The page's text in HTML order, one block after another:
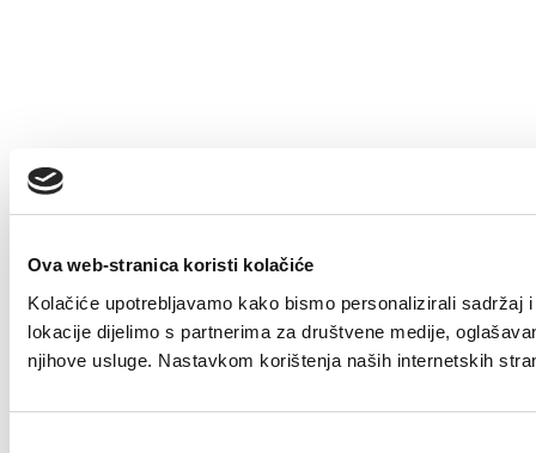
Ova web-stranica koristi kolačiće
Kolačiće upotrebljavamo kako bismo personalizirali
lokacije dijelimo s partnerima za društvene medije,
njihove usluge. Nastavkom korištenja naših internetskih